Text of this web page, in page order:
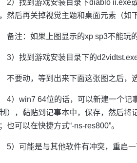
2）找到游戏安装目录下diablo ii.exe
然后再关掉视觉主题和桌面元素（如
备注：如果上图显示的xp sp3不能玩
3）找到游戏安装目录下的
不要动，等到出来下面这张图之后，
4）win7 64位的话，可以新建一个记
），黏贴到记事本中，保存，然后将
也可以在快捷方式“-ns-res800”。
5）可能是与其他软件有冲突，重启一